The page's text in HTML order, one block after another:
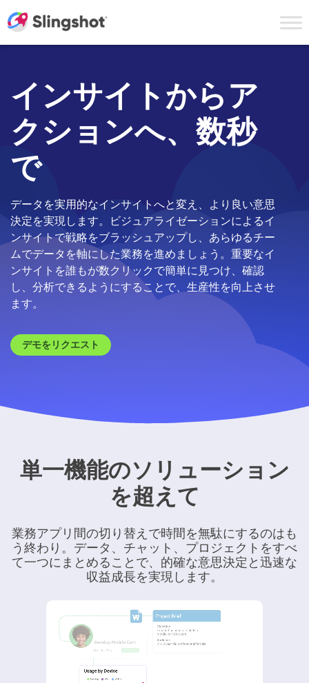
インサイトからア
クションへ、数秒
で
データを実用的なインサイトへと変え、より良い意思
決定を実現します。ビジュアライゼーションによるイ
ンサイトで戦略をブラッシュアップし、あらゆるチー
ムでデータを軸にした業務を進めましょう。重要なイ
ンサイトを誰もが数クリックで簡単に見つけ、確認
し、分析できるようにすることで、生産性を向上させ
ます。
デモをリクエスト
単一機能のソリューション
を超えて
業務アプリ間の切り替えで時間を無駄にするのはも
う終わり。データ、チャット、プロジェクトをすべ
て一つにまとめることで、的確な意思決定と迅速な
収益成長を実現します。